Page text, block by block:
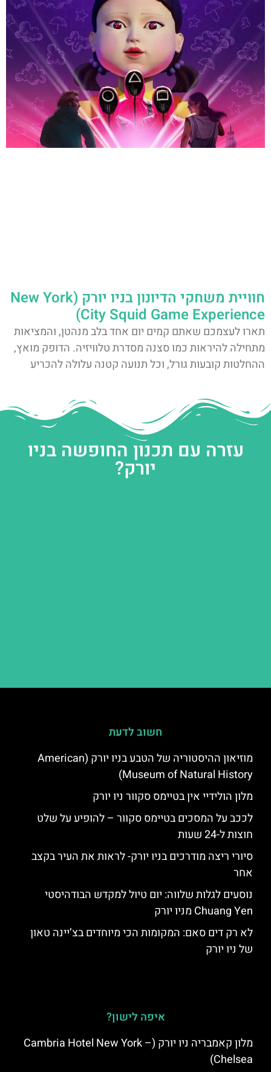
חוויית משחקי הדיונון בניו יורק (New York
City Squid Game Experience)
תארו לעצמכם שאתם קמים יום אחד בלב מנהטן, והמציאות
מתחילה להיראות כמו סצנה מסדרת טלוויזיה. הדופק מואץ,
ההחלטות קובעות גורל, וכל תנועה קטנה עלולה להכריע
עזרה עם תכנון החופשה בניו
יורק?
חשוב לדעת
מוזיאון ההיסטוריה של הטבע בניו יורק (American
Museum of Natural History)
מלון הולידיי אין בטיימס סקוור ניו יורק
לככב על המסכים בטיימס סקוור – להופיע על שלט
חוצות ל-24 שעות
סיורי ריצה מודרכים בניו יורק- לראות את העיר בקצב
אחר
נוסעים לגלות שלווה: יום טיול למקדש הבודהיסטי
Chuang Yen מניו יורק
לא רק דים סאם: המקומות הכי מיוחדים בצ’יינה טאון
של ניו יורק
איפה לישון?
מלון קאמבריה ניו יורק (Cambria Hotel New York –
Chelsea)